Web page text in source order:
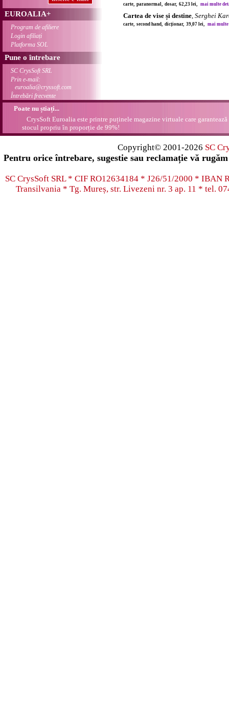
EUROALIA+
Program de afiliere
Login afiliați
Platforma SOL
Pune o întrebare
SC CrysSoft SRL
Prin e-mail:
euroalia@cryssoft.com
Întrebări frecvente
carte, paranormal, dosar, 62,23 lei, mai multe
Cartea de vise și destine, Serghei
carte, second hand, dicționar, 39,07 lei, mai multe
Poate nu știați...
CrysSoft Euroalia este printre puținele magazine virtuale care
stocul propriu în proporție de 99%!
Copyright© 2001-2026 SC
Pentru orice întrebare, sugestie sau reclamație vă
SC CrysSoft SRL * CIF RO12634184 * J26/51/2000 * IBAN
Transilvania * Tg. Mureș, str. Livezeni nr. 3 ap. 11 * tel.